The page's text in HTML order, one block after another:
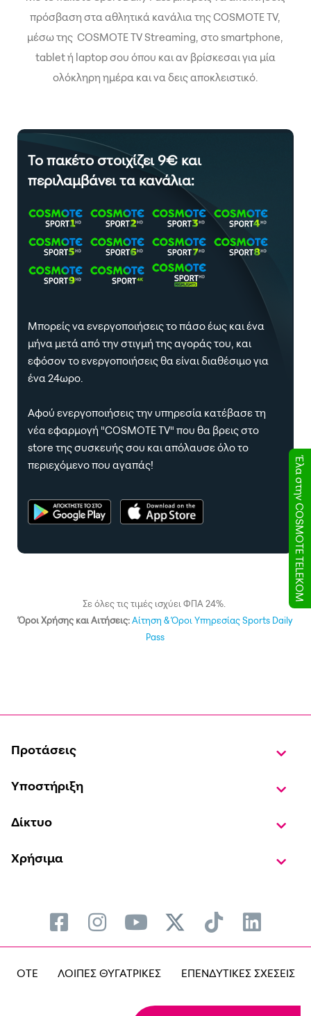
Προτάσεις
Υποστήριξη
Δίκτυο
Χρήσιμα
OTE ΛΟΙΠΕΣ ΘΥΓΑΤΡΙΚΕΣ ΕΠΕΝΔΥΤΙΚΕΣ ΣΧΕΣΕΙΣ
Έλα στην COSMOTE TELEKOM